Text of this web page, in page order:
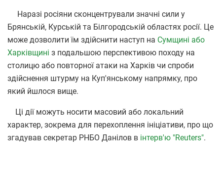
Наразі росіяни сконцентрували значні сили у
Брянській, Курській та Білгородській областях росії. Це
може дозволити їм здійснити наступ на Сумщині або
Харківщині з подальшою перспективою походу на
столицю або повторної атаки на Харків чи спроби
здійснення штурму на Куп'янському напрямку, про
який йшлося вище.
Ці дії можуть носити масовий або локальний
характер, зокрема для перехоплення ініціативи, про що
згадував секретар РНБО Данілов в інтерв'ю "Reuters".